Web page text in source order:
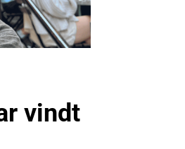
vindt